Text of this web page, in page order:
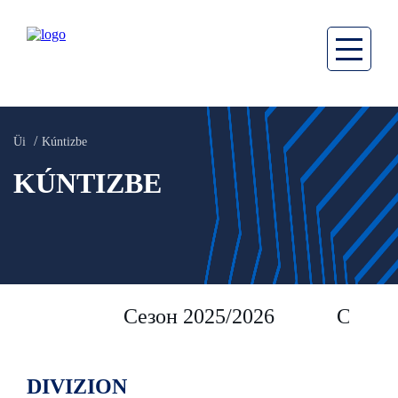
Üi Kúntizbe
KÚNTIZBE
Сезон 2025/2026 Сезон
DIVIZION